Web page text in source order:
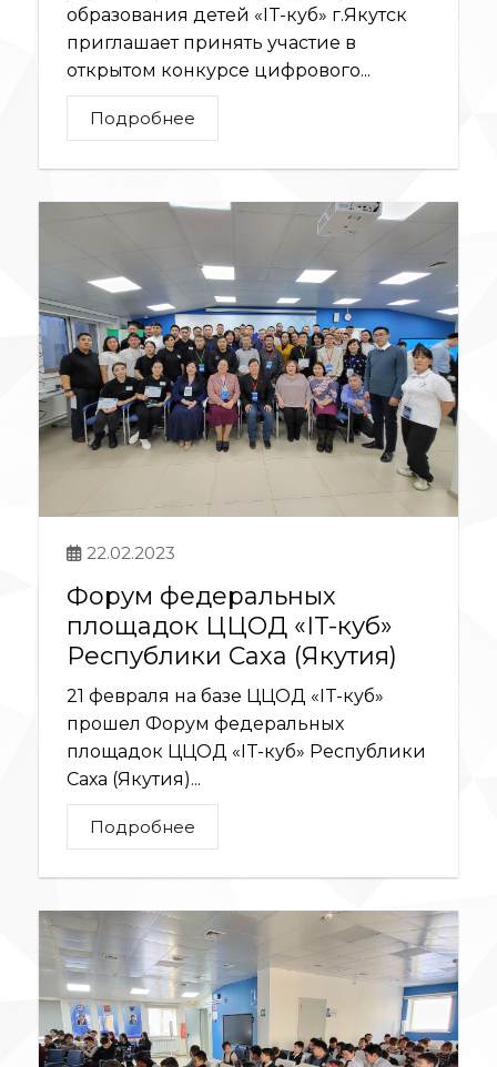
образования детей «IT-куб» г.Якутск
приглашает принять участие в
открытом конкурсе цифрового...
Подробнее
22.02.2023
Форум федеральных
площадок ЦЦОД «IT-куб»
Республики Саха (Якутия)
21 февраля на базе ЦЦОД «IT-куб»
прошел Форум федеральных
площадок ЦЦОД «IT-куб» Республики
Саха (Якутия)...
Подробнее